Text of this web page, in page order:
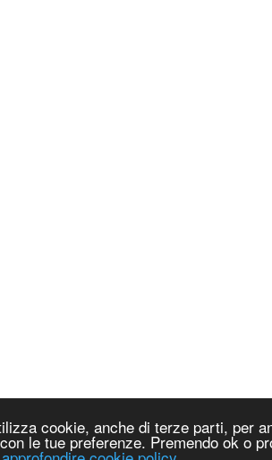
cookie, anche di terze parti, per
le tue preferenze. Premendo ok o